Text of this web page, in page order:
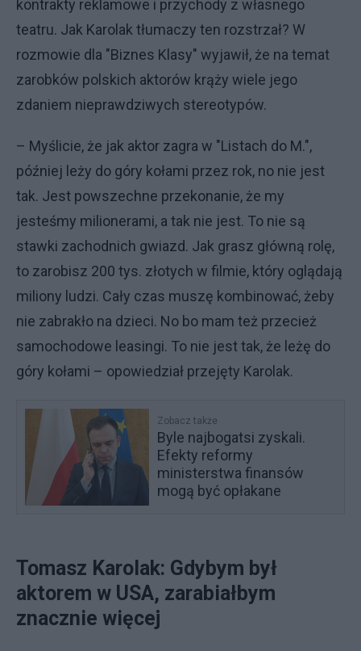
kontrakty reklamowe i przychody z własnego
teatru. Jak Karolak tłumaczy ten rozstrzał? W
rozmowie dla "Biznes Klasy" wyjawił, że na temat
zarobków polskich aktorów krąży wiele jego
zdaniem nieprawdziwych stereotypów.
– Myślicie, że jak aktor zagra w "Listach do M.",
później leży do góry kołami przez rok, no nie jest
tak. Jest powszechne przekonanie, że my
jesteśmy milionerami, a tak nie jest. To nie są
stawki zachodnich gwiazd. Jak grasz główną rolę,
to zarobisz 200 tys. złotych w filmie, który oglądają
miliony ludzi. Cały czas muszę kombinować, żeby
nie zabrakło na dzieci. No bo mam też przecież
samochodowe leasingi. To nie jest tak, że leżę do
góry kołami – opowiedział przejęty Karolak.
Zobacz także
Byle najbogatsi zyskali.
Efekty reformy
ministerstwa finansów
mogą być opłakane
Tomasz Karolak: Gdybym był
aktorem w USA, zarabiałbym
znacznie więcej